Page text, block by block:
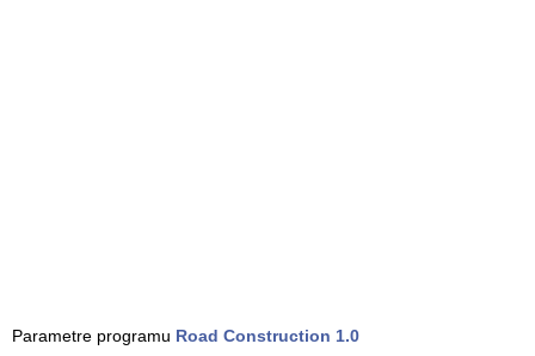
Parametre programu Road Construction 1.0